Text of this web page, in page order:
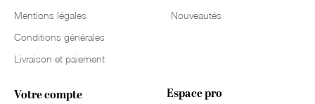
Mentions légales
Conditions générales
Livraison et paiement
Nouveautés
Votre compte Espace pro